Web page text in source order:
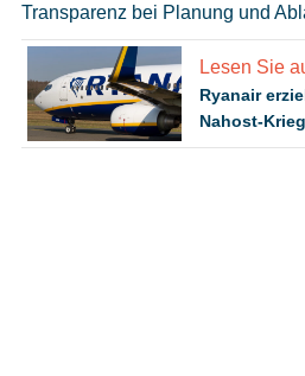
Transparenz bei Planung und
Lesen Sie
Ryanair
Nahost-